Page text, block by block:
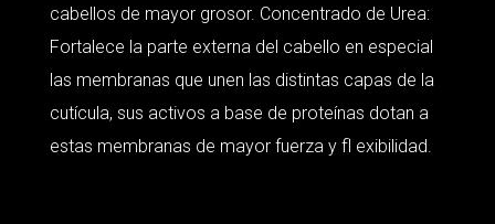
cabellos de mayor grosor. Concentrado de Urea:
Fortalece la parte externa del cabello en especial
las membranas que unen las distintas capas de la
cutícula, sus activos a base de proteínas dotan a
estas membranas de mayor fuerza y fl exibilidad.